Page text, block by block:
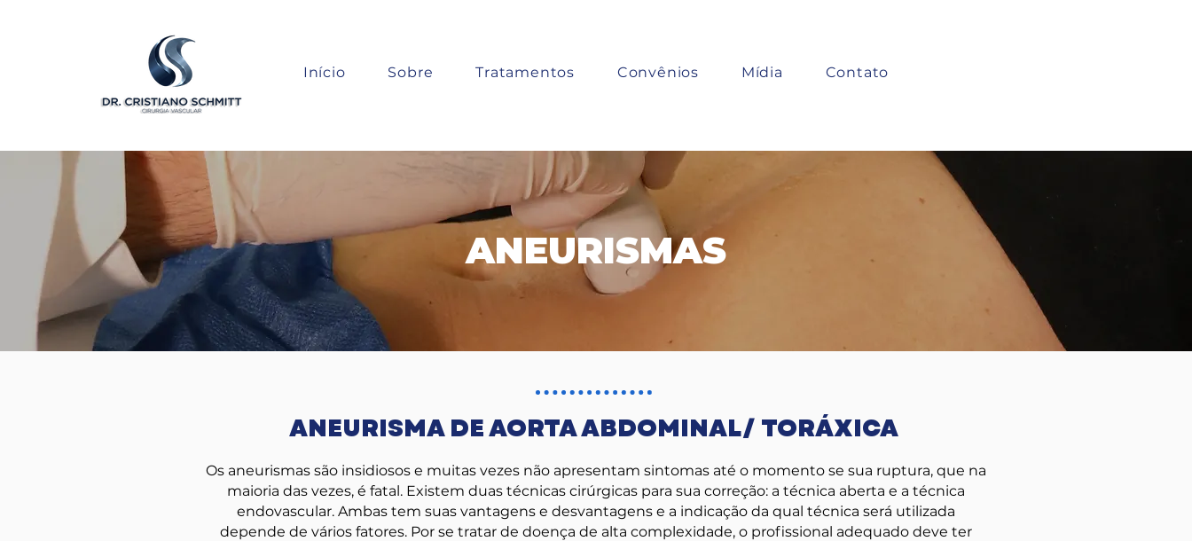
Início Sobre Tratamentos Convênios Mídia Contato
ANEURISMAS
ANEURISMA DE AORTA ABDOMINAL/ TORÁXICA
Os aneurismas são insidiosos e muitas vezes não apresentam sintomas até o momento se sua ruptura, que na
maioria das vezes, é fatal. Existem duas técnicas cirúrgicas para sua correção: a técnica aberta e a técnica
endovascular. Ambas tem suas vantagens e desvantagens e a indicação da qual técnica será utilizada
depende de vários fatores. Por se tratar de doença de alta complexidade, o profissional adequado deve ter